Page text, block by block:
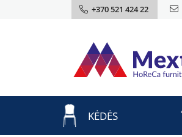
+370 521 424 22
KĖDĖS